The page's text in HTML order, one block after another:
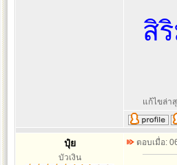
สิ
แก้ไขล่า
ปุ๋ย
บัวเงิน
ตอบเมื่อ: